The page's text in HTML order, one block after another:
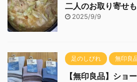
二人のお取り寄せ
2025/9/9
足のしびれ 無印良
【無印良品】ショ